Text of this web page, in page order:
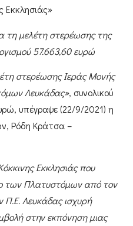
Εκκλησιάς»
τη μελέτη στερέωσης της
57.663,60 ευρώ
στερέωσης Ιεράς Μονής
Λευκάδας», συνολικού
, υπέγραψε (22/9/2021) η
Ρόδη Κράτσα –
Εκκλησιάς που
των Πλατυστόμων από τον
Π.Ε. Λευκάδας ισχυρή
στην εκπόνηση μιας